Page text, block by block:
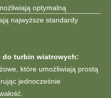
optymalną
najwyższe standardy
do turbin wiatrowych:
które umożliwiają prostą
jednocześnie